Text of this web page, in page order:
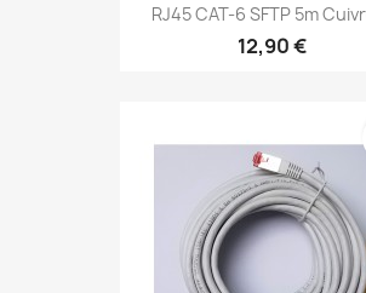
RJ45 CAT-6 SFTP 5m
12,90 €